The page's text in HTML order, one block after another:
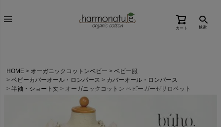
カート 検索
HOME オーガニックコットンベビー
ベビー服
ベビーカバーオール・ロンパース
カバーオール・ロンパース
半袖・ショート丈
オーガニックコットン ベビーガーゼサロペット